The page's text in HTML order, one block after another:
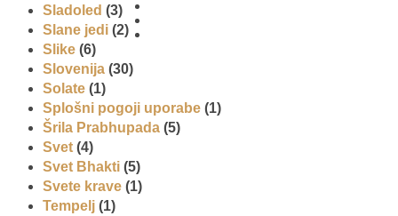
Sladoled (3)
Slane jedi (2)
Slike (6)
Slovenija (30)
Solate (1)
Splošni pogoji uporabe (1)
Šrila Prabhupada (5)
Svet (4)
Svet Bhakti (5)
Svete krave (1)
Tempelj (1)